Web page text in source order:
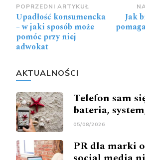
Zobacz
wpisy
POPRZEDNI ARTYKUŁ
Upadłość konsumencka
– w jaki sposób może
pomóc przy niej
adwokat
Jak
AKTUALNOŚCI
Telefon sam
bateria,
05/08/2026
PR dla marki